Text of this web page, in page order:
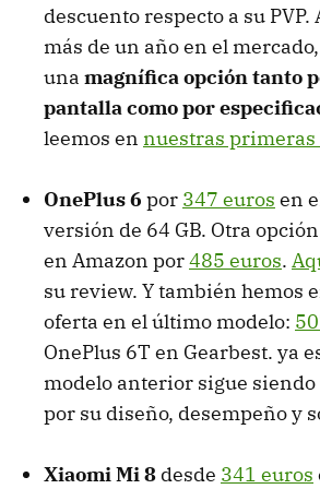
descuento respecto a su
más de un año en el
una magnífica opción tanto
pantalla como por
leemos en nuestras
OnePlus 6 por 347 euros en
versión de 64 GB. Otra
en Amazon por485 euros.
su review. Y también hemos
oferta en el último modelo:
OnePlus 6T en Gearbest. ya
modelo anterior sigue
por su diseño, desempeño y
Xiaomi Mi 8 desde 341 euros